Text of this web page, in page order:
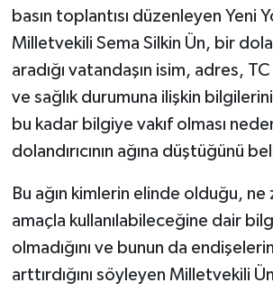
basın toplantısı düzenleyen Yeni
Milletvekili Sema Silkin Ün, bir
aradığı vatandaşın isim, adres,
ve sağlık durumuna ilişkin bilgilerini
bu kadar bilgiye vakıf olması
dolandırıcının ağına düştüğünü
Bu ağın kimlerin elinde olduğu, ne
amaçla kullanılabileceğine dair
olmadığını ve bunun da
arttırdığını söyleyen Milletvekili